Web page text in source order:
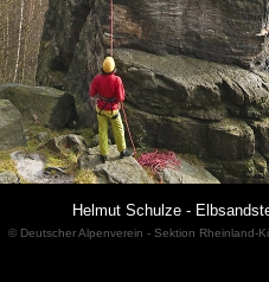
Helmut Schulze -
© Deutscher Alpenverein - Sektion Rheinland-